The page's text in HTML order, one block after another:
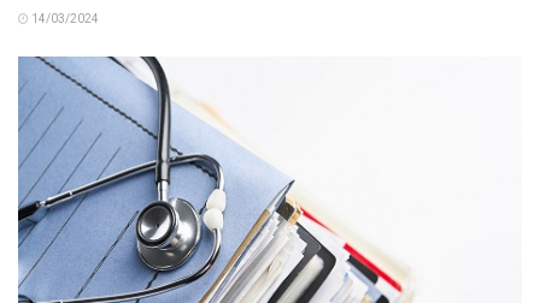
14/03/2024